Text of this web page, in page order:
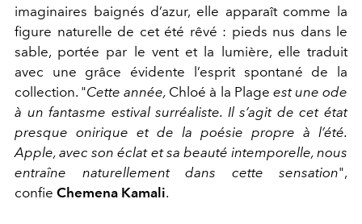
imaginaires baignés d’azur, elle apparaît comme la
figure naturelle de cet été rêvé : pieds nus dans le
sable, portée par le vent et la lumière, elle traduit
avec une grâce évidente l’esprit spontané de la
collection. "Cette année, Chloé à la Plage est une ode
à un fantasme estival surréaliste. Il s’agit de cet état
presque onirique et de la poésie propre à l’été.
Apple, avec son éclat et sa beauté intemporelle, nous
entraîne naturellement dans cette sensation",
confie Chemena Kamali.